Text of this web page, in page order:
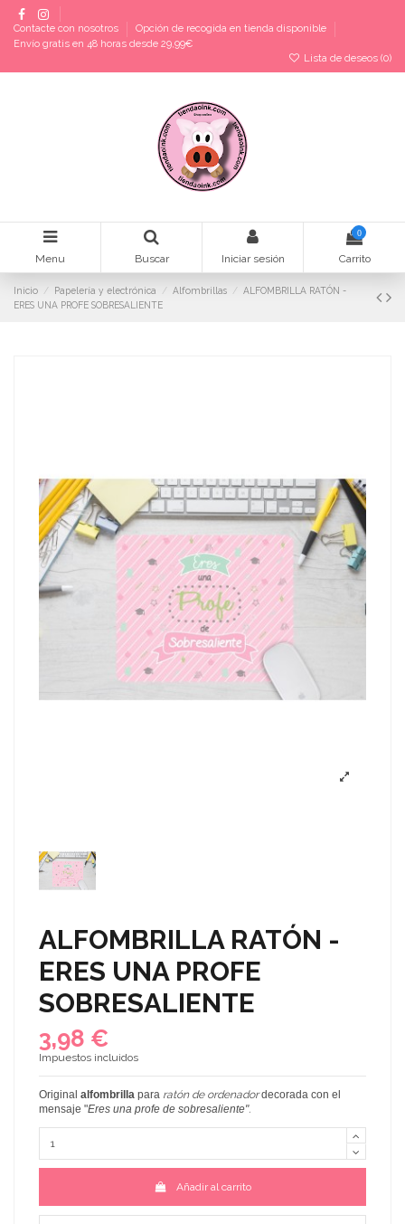
Contacte con nosotros
Opción de recogida en tienda disponible
Envío gratis en 48 horas desde 29,99€
Lista de deseos (0)
Menu Buscar Iniciar sesión
0
Carrito
Inicio Papelería y electrónica Alfombrillas
ALFOMBRILLA RATÓN -
ERES UNA PROFE SOBRESALIENTE
ALFOMBRILLA RATÓN -
ERES UNA PROFE
SOBRESALIENTE
3,98 €
Impuestos incluidos
Original alfombrilla para ratón de ordenadordecorada con el
mensaje "Eres una profe de sobresaliente".
Añadir al carrito